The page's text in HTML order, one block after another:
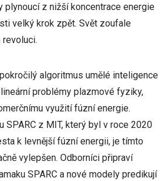
z nižší koncentrace energie
velký krok zpět. Svět zoufale
algoritmus umělé inteligence
problémy plazmové fyziky,
využití fúzní energie.
SPARC z MIT, který byl v roce 2020
k levnější fúzní energii, je tímto
vylepšen. Odborníci připraví
SPARC a nové modely predikují